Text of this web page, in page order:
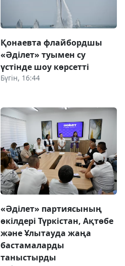
Қонаевта флайбордшы
«Әділет» туымен су
үстінде шоу көрсетті
Бүгін, 16:44
«Әділет» партиясының
өкілдері Түркістан, Ақтөбе
және Ұлытауда жаңа
бастамаларды
таныстырды